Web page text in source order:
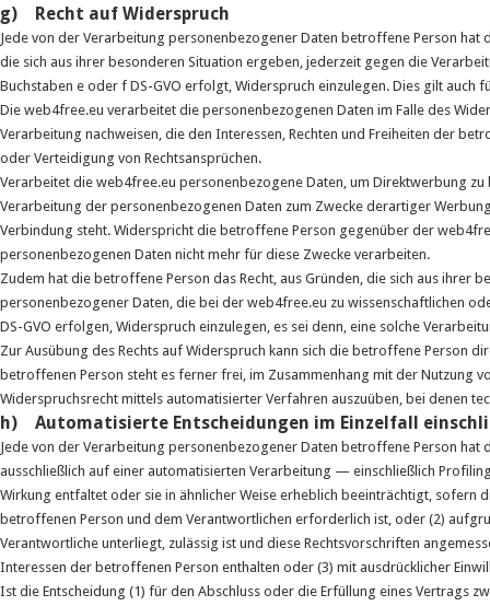
g) Recht auf Widerspruch
Jede von der Verarbeitung personenbezogener Daten betroffene Person hat
die sich aus ihrer besonderen Situation ergeben, jederzeit gegen die
Buchstaben e oder f DS-GVO erfolgt, Widerspruch einzulegen. Dies gilt auch
Die web4free.eu verarbeitet die personenbezogenen Daten im Falle des
Verarbeitung nachweisen, die den Interessen, Rechten und Freiheiten der
oder Verteidigung von Rechtsansprüchen.
Verarbeitet die web4free.eu personenbezogene Daten, um Direktwerbung
Verarbeitung der personenbezogenen Daten zum Zwecke derartiger
Verbindung steht. Widerspricht die betroffene Person gegenüber der
personenbezogenen Daten nicht mehr für diese Zwecke verarbeiten.
Zudem hat die betroffene Person das Recht, aus Gründen, die sich aus
personenbezogener Daten, die bei der web4free.eu zu wissenschaftlichen
DS-GVO erfolgen, Widerspruch einzulegen, es sei denn, eine solche
Zur Ausübung des Rechts auf Widerspruch kann sich die betroffene Person
betroffenen Person steht es ferner frei, im Zusammenhang mit der Nutzung
Widerspruchsrecht mittels automatisierter Verfahren auszuüben, bei denen
h) Automatisierte Entscheidungen im Einzelfall
Jede von der Verarbeitung personenbezogener Daten betroffene Person hat
ausschließlich auf einer automatisierten Verarbeitung — einschließlich
Wirkung entfaltet oder sie in ähnlicher Weise erheblich beeinträchtigt, sofern
betroffenen Person und dem Verantwortlichen erforderlich ist, oder (2)
Verantwortliche unterliegt, zulässig ist und diese Rechtsvorschriften
Interessen der betroffenen Person enthalten oder (3) mit ausdrücklicher
Ist die Entscheidung (1) für den Abschluss oder die Erfüllung eines